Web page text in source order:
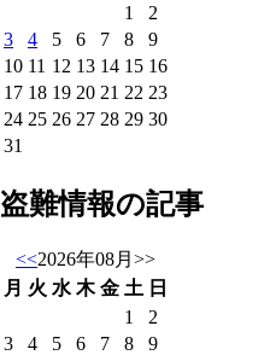
1
2
3
4 5 6 7 8
9
10 11 12 13 14 15 16
17 18 19 20 21 22 23
24 25 26 27 28 29 30
31
盗難情報の記事
<<2026年08月 >>
月 火 水 木 金 土 日
1
2
3
4 5 6 7 8
9